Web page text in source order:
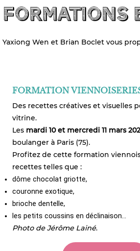
Formations
Yaxiong Wen et Brian Boclet vous
FORMATION
Des recettes créatives et visuelles
vitrine.
Les mardi 10 et mercredi 11 mars
boulanger à Paris (75).
Profitez de cette formation
recettes telles que :
dôme chocolat griotte,
couronne exotique,
brioche dentelle,
les petits coussins en déclinaison…
Photo de Jérôme Lainé.